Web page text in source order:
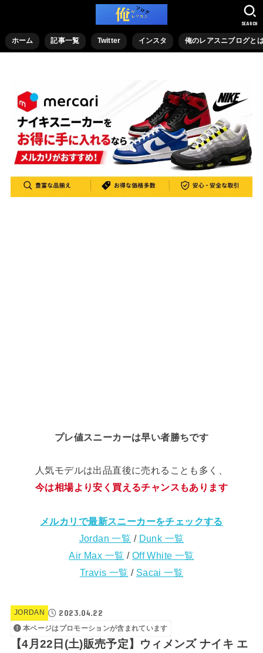
ホーム 記事一覧 Twitter インスタ 俺のレアスニブログと
SEARCH
プレ値スニーカーは早い者勝ちです
人気モデルは出品直後に売れることも多く、
今は相場より安く買えるチャンスもあります
メルカリで最新スニーカーをチェックする
Jordan 一覧 / Dunk 一覧
Air Max 一覧 / Off White 一覧
Travis 一覧 / Sacai 一覧
JORDAN 2023.04.22
本ページはプロモーションが含まれています
【4月22日(土)販売予定】ウィメンズ ナイキ エ